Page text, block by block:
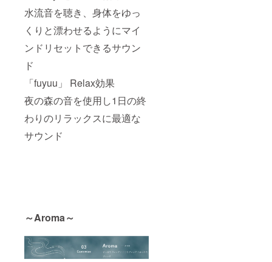
水流音を聴き、身体をゆっ
くりと漂わせるようにマイ
ンドリセットできるサウン
ド
「fuyuu」 Relax効果
夜の森の音を使用し1日の終
わりのリラックスに最適な
サウンド
～Aroma～